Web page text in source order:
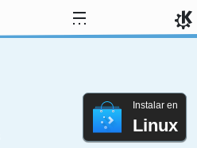
Instalar en
Linux